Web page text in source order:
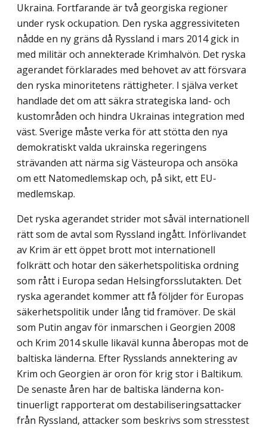
Ukraina. Fortfarande är två georgiska regioner
under rysk ockupation. Den ryska aggressiviteten
nådde en ny gräns då Ryssland i mars 2014 gick in
med militär och annekterade Krimhalvön. Det ryska
agerandet förklarades med behovet av att för­svara
den ryska minoritetens rättigheter. I själva verket
handlade det om att säkra strate­giska land- och
kustområden och hindra Ukrainas integration med
väst. Sverige måste verka för att stötta den nya
demokratiskt valda ukrainska regeringens
strävanden att närma sig Västeuropa och ansöka
om ett Natomedlemskap och, på sikt, ett EU-
medlem­skap.
Det ryska agerandet strider mot såväl internationell
rätt som de avtal som Ryssland ingått. Införlivandet
av Krim är ett öppet brott mot internationell
folkrätt och hotar den säkerhetspolitiska ordning
som rått i Europa sedan Helsingforsslutakten. Det
ryska agerandet kommer att få följder för Europas
säkerhetspolitik under lång tid framöver. De skäl
som Putin angav för inmarschen i Georgien 2008
och Krim 2014 skulle likaväl kunna åberopas mot de
baltiska länderna. Efter Rysslands annektering av
Krim och Georgien är oron för krig stor i Baltikum.
De senaste åren har de baltiska länderna kon­
tinuerligt rapporterat om destabiliseringsattacker
från Ryssland, attacker som beskrivs som stresstest